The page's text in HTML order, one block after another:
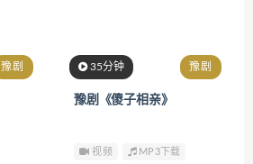
豫剧 35分钟 豫剧
豫剧《傻子相亲》
视频 MP3下载